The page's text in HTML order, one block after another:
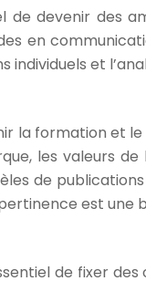
devenir des
en
et
la formation et
les valeurs
de
est une
de fixer